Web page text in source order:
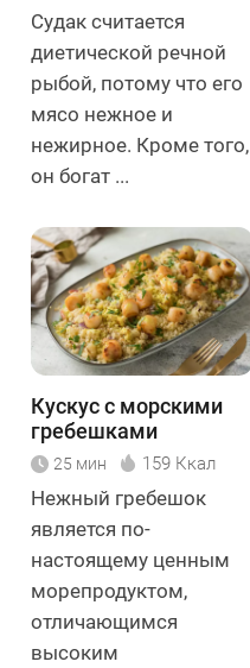
Судак считается
диетической речной
рыбой, потому что его
мясо нежное и
нежирное. Кроме того,
он богат ...
Кускус с морскими
гребешками
25 мин 159 Ккал
Нежный гребешок
является по-
настоящему ценным
морепродуктом,
отличающимся
высоким